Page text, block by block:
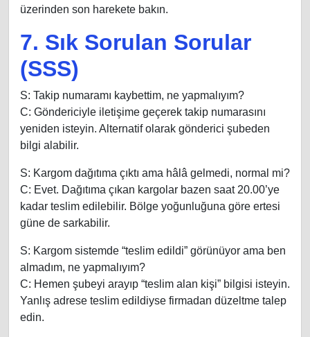
üzerinden son harekete bakın.
7. Sık Sorulan Sorular
(SSS)
S: Takip numaramı kaybettim, ne yapmalıyım?
C: Göndericiyle iletişime geçerek takip numarasını
yeniden isteyin. Alternatif olarak gönderici şubeden
bilgi alabilir.
S: Kargom dağıtıma çıktı ama hâlâ gelmedi, normal mi?
C: Evet. Dağıtıma çıkan kargolar bazen saat 20.00’ye
kadar teslim edilebilir. Bölge yoğunluğuna göre ertesi
güne de sarkabilir.
S: Kargom sistemde “teslim edildi” görünüyor ama ben
almadım, ne yapmalıyım?
C: Hemen şubeyi arayıp “teslim alan kişi” bilgisi isteyin.
Yanlış adrese teslim edildiyse firmadan düzeltme talep
edin.